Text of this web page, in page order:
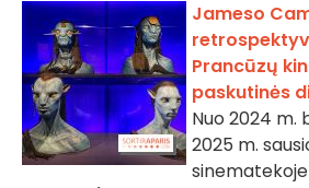
Jameso
Prancūzų
paskutinės
Nuo 2024 m.
2025 m.